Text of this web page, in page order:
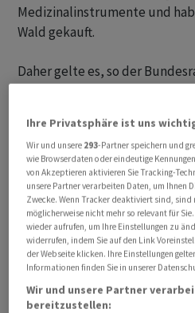
Medizinalinstrumente und
Wald gekauft.
Daher gelte es, so der
neuen Zweckumschreibung
Bundesrat auch deren
definieren.
Ihre Privatsphäre ist uns
Wir und unsere 293-Partner speichern und
wie Browserdaten oder eindeutige
von Akzeptieren aktivieren Sie Tracking-
unsere Partner verarbeiten Daten, um Ihnen
Zwecke. Wenn Tracker deaktiviert sind, sind
möglicherweise nicht mehr so relevant für
wieder aufrufen, um Ihre Einstellungen zu
widerrufen, indem Sie auf den Link
der Webseite klicken. Ihre Einstellungen
Informationen finden Sie in unserer
Wir und unsere Partner
bereitzustellen: